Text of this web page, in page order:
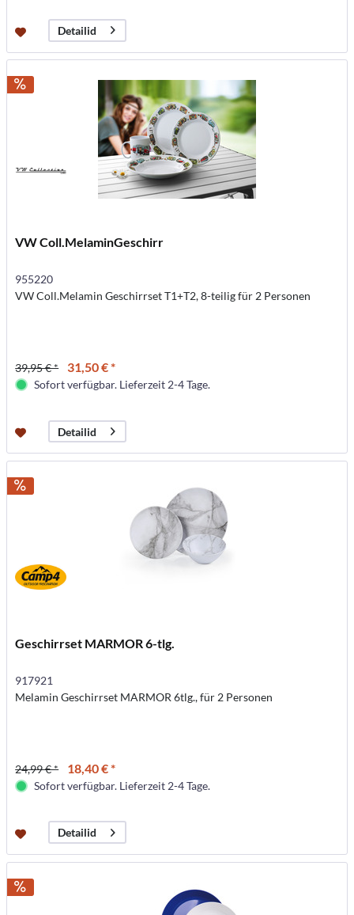
Detailid
VW Coll.MelaminGeschirr
955220
VW Coll.Melamin Geschirrset T1+T2, 8-teilig für 2 Personen
39,95 € * 31,50 € *
Sofort verfügbar. Lieferzeit 2-4 Tage.
Detailid
Geschirrset MARMOR 6-tlg.
917921
Melamin Geschirrset MARMOR 6tlg., für 2 Personen
24,99 € * 18,40 € *
Sofort verfügbar. Lieferzeit 2-4 Tage.
Detailid